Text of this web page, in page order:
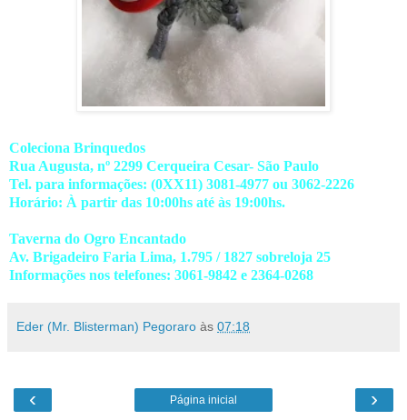
Coleciona Brinquedos
Rua Augusta, nº 2299 Cerqueira Cesar- São Paulo
Tel. para informações: (0XX11) 3081-4977 ou 3062-2226
Horário: À partir das 10:00hs até às 19:00hs.
Taverna do Ogro Encantado
Av. Brigadeiro Faria Lima, 1.795 / 1827 sobreloja 25
Informações nos telefones: 3061-9842 e 2364-0268
Eder (Mr. Blisterman) Pegoraro às 07:18
‹ ›
Página inicial